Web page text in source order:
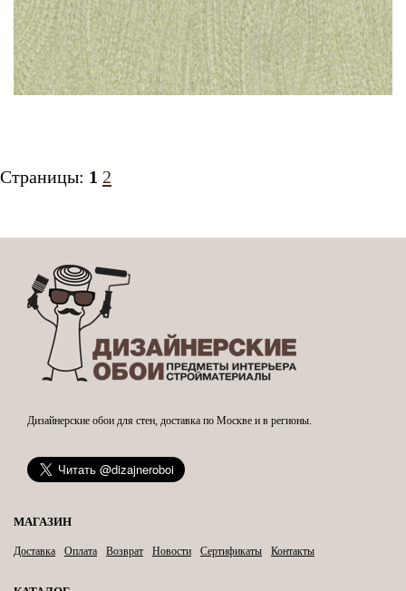
Страницы: 1 2
Дизайнерские обои для стен, доставка по Москве и в регионы.
МАГАЗИН
Доставка Оплата Возврат Новости Сертификаты Контакты